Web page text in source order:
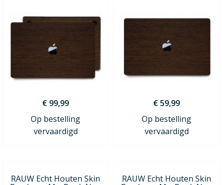
€ 99,99
Op bestelling
vervaardigd
€ 59,99
Op bestelling
vervaardigd
RAUW Echt Houten Skin RAUW Echt Houten Skin